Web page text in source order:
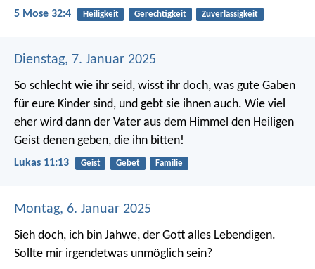
5 Mose 32:4 Heiligkeit Gerechtigkeit Zuverlässigkeit
Dienstag, 7. Januar 2025
So schlecht wie ihr seid, wisst ihr doch, was gute Gaben
für eure Kinder sind, und gebt sie ihnen auch. Wie viel
eher wird dann der Vater aus dem Himmel den Heiligen
Geist denen geben, die ihn bitten!
Lukas 11:13 Geist Gebet Familie
Montag, 6. Januar 2025
Sieh doch, ich bin Jahwe, der Gott alles Lebendigen.
Sollte mir irgendetwas unmöglich sein?